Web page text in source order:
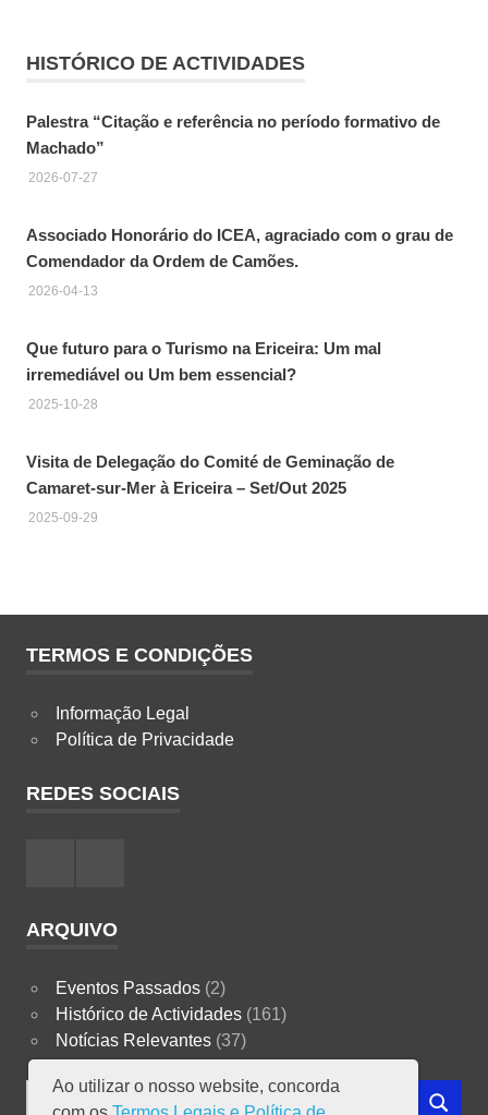
HISTÓRICO DE ACTIVIDADES
Palestra “Citação e referência no período formativo de
Machado”
2026-07-27
Associado Honorário do ICEA, agraciado com o grau de
Comendador da Ordem de Camões.
2026-04-13
Que futuro para o Turismo na Ericeira: Um mal
irremediável ou Um bem essencial?
2025-10-28
Visita de Delegação do Comité de Geminação de
Camaret-sur-Mer à Ericeira – Set/Out 2025
2025-09-29
TERMOS E CONDIÇÕES
Informação Legal
Política de Privacidade
REDES SOCIAIS
ARQUIVO
Eventos Passados(2)
Histórico de Actividades(161)
Notícias Relevantes(37)
Search
SEARCH
Ao utilizar o nosso website, concorda